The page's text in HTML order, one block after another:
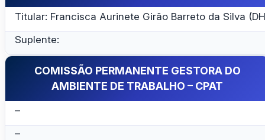
Titular: Francisca Aurinete Girão Barreto da Silva
Suplente:
COMISSÃO PERMANENTE GESTORA DO
AMBIENTE DE TRABALHO – CPAT
–
–